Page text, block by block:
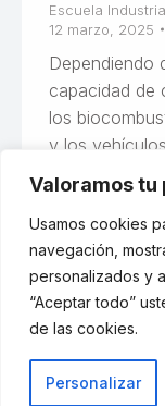
Valoramos
Usamos cookies
navegación,
personalizados y
“Aceptar todo”
de las cookies.
Personalizar
Escuela
12 marzo, 2025
Dependiendo
capacidad de
los
y los
reducción
existe una
contextos.